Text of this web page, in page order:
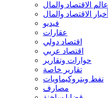
عالم الاقتصاد والمال
أخبار الاقتصاد والمال
فيديو
عقارات
اقتصاد دولي
اقتصاد عربي
حوارات وتقارير
تقارير خاصة
نفط وبتروكيماويات
مصارف